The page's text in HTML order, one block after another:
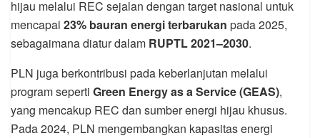
hijau melalui REC sejalan dengan target nasional untuk
mencapai 23% bauran energi terbarukan pada 2025,
sebagaimana diatur dalam RUPTL 2021–2030.
PLN juga berkontribusi pada keberlanjutan melalui
program seperti Green Energy as a Service (GEAS),
yang mencakup REC dan sumber energi hijau khusus.
Pada 2024, PLN mengembangkan kapasitas energi